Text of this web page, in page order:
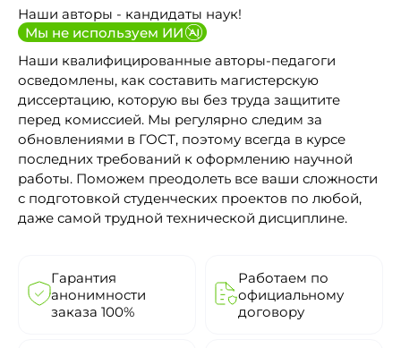
Наши авторы - кандидаты наук!
Мы не используем ИИ
Наши квалифицированные авторы-педагоги
осведомлены, как составить магистерскую
диссертацию, которую вы без труда защитите
перед комиссией. Мы регулярно следим за
обновлениями в ГОСТ, поэтому всегда в курсе
последних требований к оформлению научной
работы. Поможем преодолеть все ваши сложности
с подготовкой студенческих проектов по любой,
даже самой трудной технической дисциплине.
Гарантия
анонимности
заказа 100%
Работаем по
официальному
договору